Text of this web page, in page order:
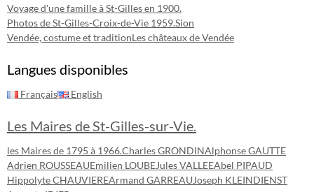
Voyage d'une famille à St-Gilles en 1900.
Photos de St-Gilles-Croix-de-Vie 1959.Sion
Vendée, costume et traditionLes châteaux de Vendée
Langues disponibles
Français English
Les Maires de St-Gilles-sur-Vie.
les Maires de 1795 à 1966.Charles GRONDINAlphonse GAUTTE
Adrien ROUSSEAUEmilien LOUBEJules VALLEEAbel PIPAUD
Hippolyte CHAUVIEREArmand GARREAUJoseph KLEINDIENST